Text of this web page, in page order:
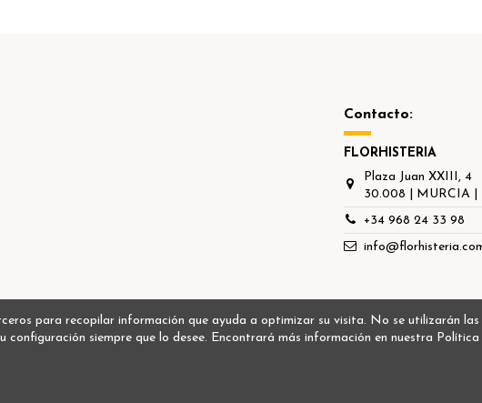
Contacto:
FLORHISTERIA
Plaza Juan XXIII, 4
30.008 | MURCIA |
+34 968 24 33 98
para recopilar información que ayuda a optimizar su visita. No se utilizarán
configuración siempre que lo desee. Encontrará más información en nuestra Política